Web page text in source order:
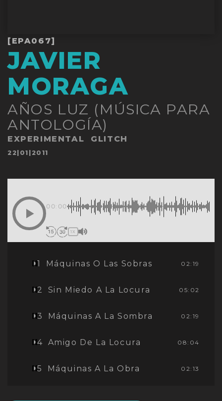
[EPA067]
JAVIER
MORAGA
AÑOS LUZ (MÚSICA PARA
ANTOLOGÍA)
EXPERIMENTAL
GLITCH
Publicado
22|01|2011
00:00
1X
1 Máquinas O Las Sobras 02:19
2 Sin Miedo A La Locura 05:02
3 Máquinas A La Sombra 02:19
4 Amigo De La Locura 08:04
5 Máquinas A La Obra 02:13